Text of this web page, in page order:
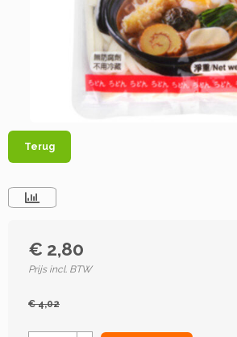
Terug
€ 2,80
Prijs incl. BTW
€ 4,02